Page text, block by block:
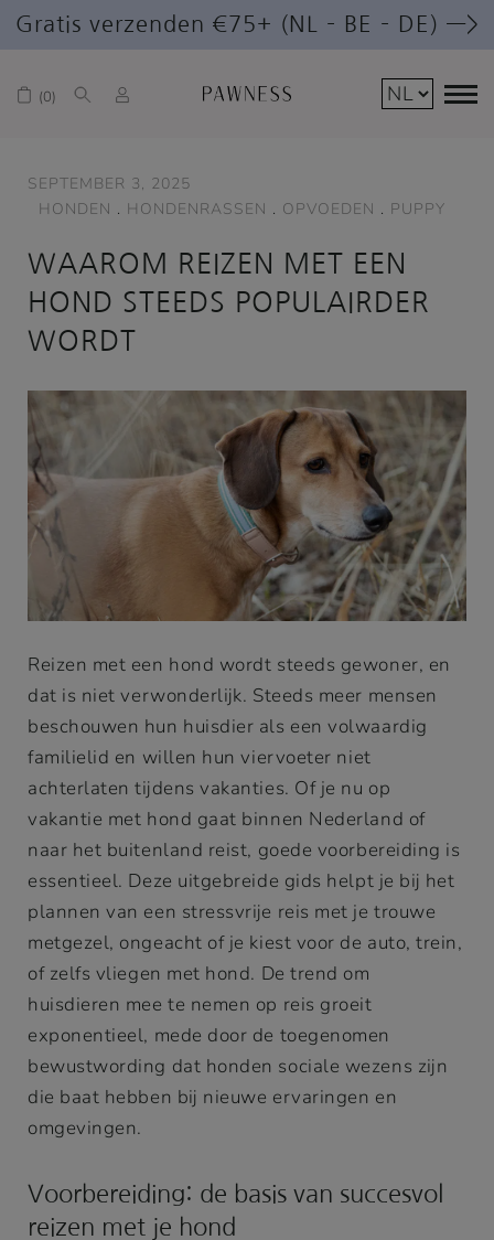
Gratis verzenden €75+ (NL – BE – DE) —>
0
SEPTEMBER 3, 2025
HONDEN . HONDENRASSEN . OPVOEDEN . PUPPY
WAAROM REIZEN MET EEN
HOND STEEDS POPULAIRDER
WORDT
Reizen met een hond wordt steeds gewoner, en
dat is niet verwonderlijk. Steeds meer mensen
beschouwen hun huisdier als een volwaardig
familielid en willen hun viervoeter niet
achterlaten tijdens vakanties. Of je nu op
vakantie met hond gaat binnen Nederland of
naar het buitenland reist, goede voorbereiding is
essentieel. Deze uitgebreide gids helpt je bij het
plannen van een stressvrije reis met je trouwe
metgezel, ongeacht of je kiest voor de auto, trein,
of zelfs vliegen met hond. De trend om
huisdieren mee te nemen op reis groeit
exponentieel, mede door de toegenomen
bewustwording dat honden sociale wezens zijn
die baat hebben bij nieuwe ervaringen en
omgevingen.
Voorbereiding: de basis van succesvol
reizen met je hond